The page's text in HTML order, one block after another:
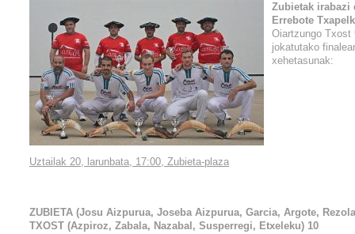
Zubietak irabazi
Errebote
Oiartzungo Txost
jokatutako
xehetasunak:
Uztailak 20, larunbata, 17:00, Zubieta-plaza
ZUBIETA (Josu Aizpurua, Joseba Aizpurua, Garcia, Argote,
TXOST (Azpiroz, Zabala, Nazabal, Susperregi, Etxeleku) 10